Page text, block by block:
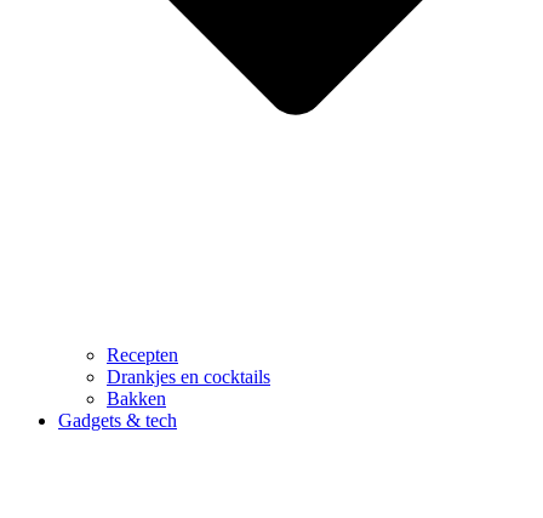
Recepten
Drankjes en cocktails
Bakken
Gadgets & tech